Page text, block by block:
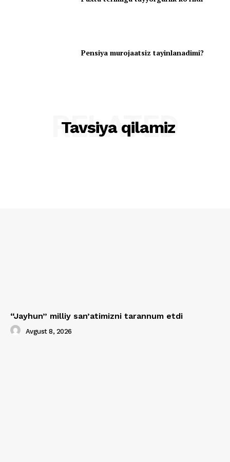
Pensiya murojaatsiz tayinlanadimi?
Tavsiya qilamiz
RELATED
“Jayhun” milliy san’atimizni tarannum etdi
Avgust 8, 2026